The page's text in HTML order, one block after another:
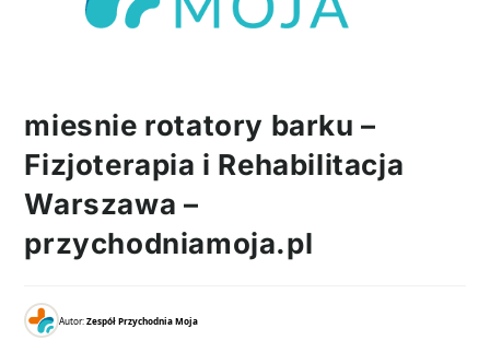
miesnie rotatory barku –
Fizjoterapia i Rehabilitacja
Warszawa –
przychodniamoja.pl
Autor:Zespół Przychodnia Moja